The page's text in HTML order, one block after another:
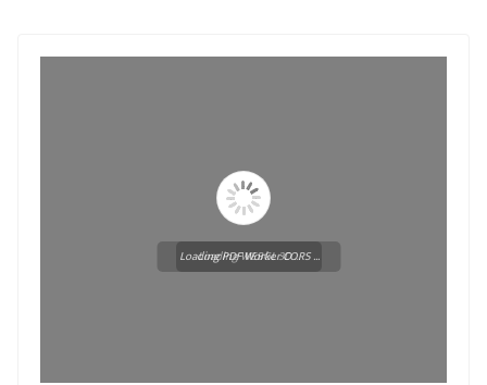
Loading WEBGL 3D ...
Loading PDF Worker CORS ...